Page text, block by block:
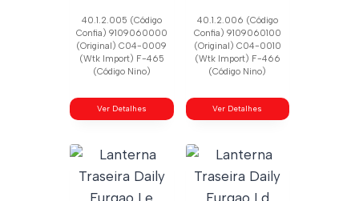
40.1.2.005 (Código
Confia) 9109060000
(Original) C04-0009
(Wtk Import) F-465
(Código Nino)
Ver Detalhes
40.1.2.006 (Código
Confia) 9109060100
(Original) C04-0010
(Wtk Import) F-466
(Código Nino)
Ver Detalhes